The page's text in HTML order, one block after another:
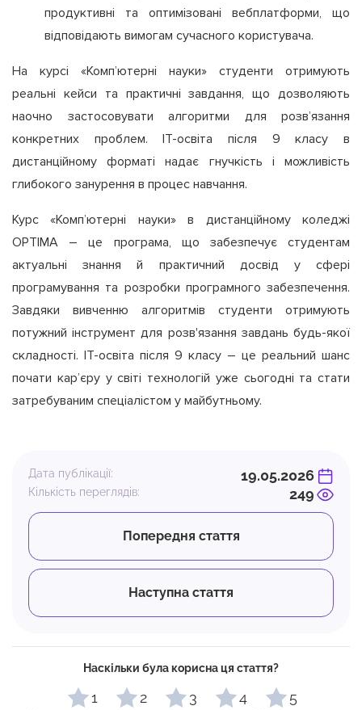
продуктивні та оптимізовані вебплатформи, що
відповідають вимогам сучасного користувача.
На курсі «Комп’ютерні науки» студенти отримують
реальні кейси та практичні завдання, що дозволяють
наочно застосовувати алгоритми для розв’язання
конкретних проблем. ІТ-освіта після 9 класу в
дистанційному форматі надає гнучкість і можливість
глибокого занурення в процес навчання.
Курс «Комп’ютерні науки» в дистанційному коледжі
OPTIMA – це програма, що забезпечує студентам
актуальні знання й практичний досвід у сфері
програмування та розробки програмного забезпечення.
Завдяки вивченню алгоритмів студенти отримують
потужний інструмент для розв'язання завдань будь-якої
складності. ІТ-освіта після 9 класу – це реальний шанс
почати кар’єру у світі технологій уже сьогодні та стати
затребуваним спеціалістом у майбутньому.
Дата публікації: 19.05.2026
Кількість переглядів: 249
Попередня стаття
Наступна стаття
Наскільки була корисна ця стаття?
1 2 3 4 5